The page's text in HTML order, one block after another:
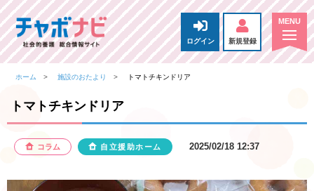
ログイン 新規登録
ホーム 施設のおたより トマトチキンドリア
トマトチキンドリア
コラム 自立援助ホーム 2025/02/18 12:37